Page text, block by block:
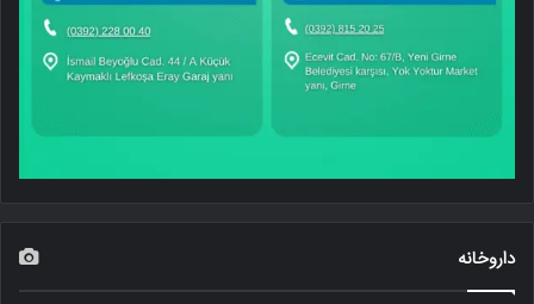
داروخانه